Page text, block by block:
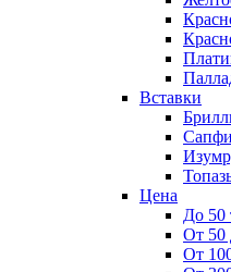
Вставки
Цена
До 50
От 50
От